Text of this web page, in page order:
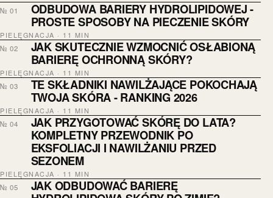
№ 01 ODBUDOWA BARIERY HYDROLIPIDOWEJ -
PROSTE SPOSOBY NA PIECZENIE SKÓRY
PIELĘGNACJA · 11 MIN
№ 02 JAK SKUTECZNIE WZMOCNIĆ OSŁABIONĄ
BARIERĘ OCHRONNĄ SKÓRY?
PIELĘGNACJA · 11 MIN
№ 03 TE SKŁADNIKI NAWILŻAJĄCE POKOCHAJĄ
TWOJA SKÓRA - RANKING 2026
PIELĘGNACJA · 11 MIN
№ 04 JAK PRZYGOTOWAĆ SKÓRĘ DO LATA?
KOMPLETNY PRZEWODNIK PO
EKSFOLIACJI I NAWILŻANIU PRZED
SEZONEM
PIELĘGNACJA · 11 MIN
№ 05 JAK ODBUDOWAĆ BARIERĘ